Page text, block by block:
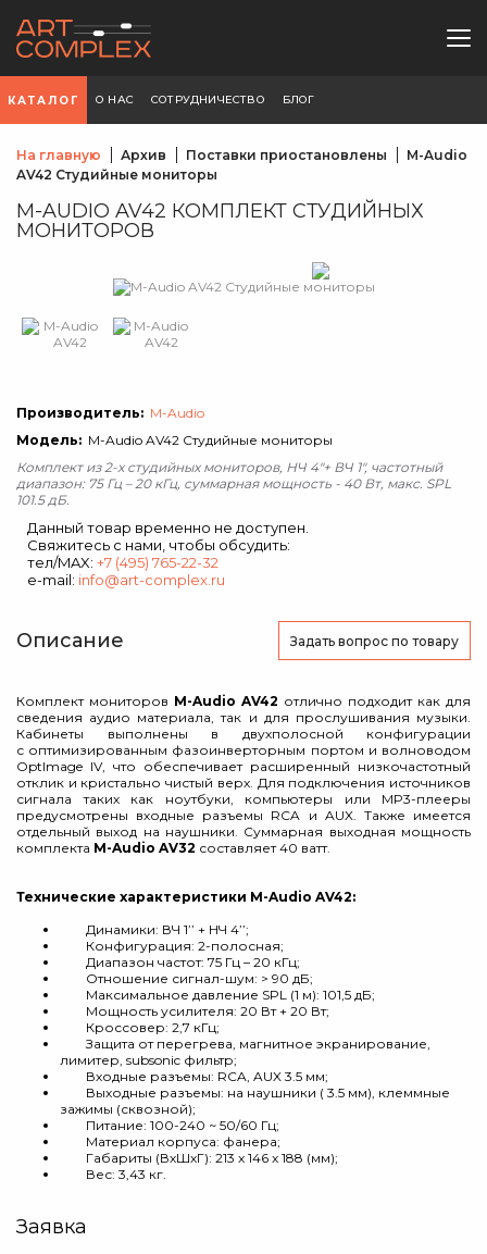
КАТАЛОГ О НАС СОТРУДНИЧЕСТВО БЛОГ
На главную Архив Поставки приостановлены
M-Audio
AV42 Студийные мониторы
M-AUDIO AV42 КОМПЛЕКТ СТУДИЙНЫХ
МОНИТОРОВ
Производитель: M-Audio
Модель: M-Audio AV42 Студийные мониторы
Комплект из 2-х студийных мониторов, НЧ 4"+ ВЧ 1", частотный
диапазон: 75 Гц – 20 кГц, суммарная мощность - 40 Вт, макс. SPL
101.5 дБ.
Данный товар временно не доступен.
Свяжитесь с нами, чтобы обсудить:
тел/MAX: +7 (495) 765-22-32
e-mail: info@art-complex.ru
Описание Задать вопрос по товару
Комплект мониторов M-Audio AV42 отлично подходит как для
сведения аудио материала, так и для прослушивания музыки.
Кабинеты выполнены в двухполосной конфигурации
с оптимизированным фазоинверторным портом и волноводом
OptImage IV, что обеспечивает расширенный низкочастотный
отклик и кристально чистый верх. Для подключения источников
сигнала таких как ноутбуки,
компьютеры или MP3-плееры
предусмотрены входные разъемы RCA и AUX. Также имеется
отдельный выход на наушники. Суммарная выходная мощность
комплекта M-Audio AV32 составляет 40 ватт.
Технические характеристики M-Audio AV42:
Динамики: ВЧ 1’’ + НЧ 4’’;
Конфигурация: 2-полосная;
Диапазон частот: 75 Гц – 20 кГц;
Отношение сигнал-шум: > 90 дБ;
Максимальное давление SPL (1 м): 101,5 дБ;
Мощность усилителя: 20 Вт + 20 Вт;
Кроссовер: 2,7 кГц;
Защита от перегрева, магнитное экранирование,
лимитер, subsonic фильтр;
Входные разъемы: RCA, AUX 3.5 мм;
Выходные разъемы: на наушники ( 3.5 мм), клеммные
зажимы (сквозной);
Питание: 100-240 ~ 50/60 Гц;
Материал корпуса: фанера;
Габариты (ВхШхГ): 213 x 146 x 188 (мм);
Вес: 3,43 кг.
Заявка